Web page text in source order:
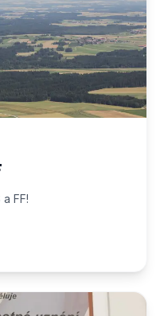
FF!